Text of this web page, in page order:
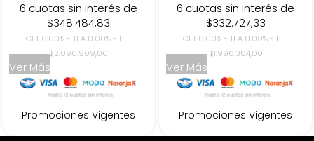
6 cuotas sin interés de
$348.484,83
CFT 0.00% - TEA 0.00% - PTF
$2.090.909,00
Ver Más
Promociones Vigentes
6 cuotas sin interés de
$332.727,33
CFT 0.00% - TEA 0.00% - PTF
$1.996.364,00
Ver Más
Promociones Vigentes